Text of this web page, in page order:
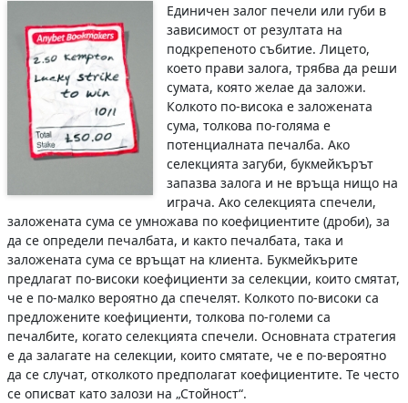
Единичен залог печели или губи в
зависимост от резултата на
подкрепеното събитие. Лицето,
което прави залога, трябва да реши
сумата, която желае да заложи.
Колкото по-висока е заложената
сума, толкова по-голяма е
потенциалната печалба. Ако
селекцията загуби, букмейкърът
запазва залога и не връща нищо на
играча. Ако селекцията спечели,
заложената сума се умножава по коефициентите (дроби), за
да се определи печалбата, и както печалбата, така и
заложената сума се връщат на клиента. Букмейкърите
предлагат по-високи коефициенти за селекции, които смятат,
че е по-малко вероятно да спечелят. Колкото по-високи са
предложените коефициенти, толкова по-големи са
печалбите, когато селекцията спечели. Основната стратегия
е да залагате на селекции, които смятате, че е по-вероятно
да се случат, отколкото предполагат коефициентите. Те често
се описват като залози на „Стойност“.